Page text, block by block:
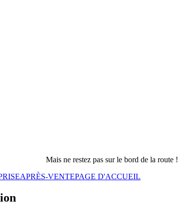
Mais ne restez pas sur le bord de la route !
APRÈS-VENTEPAGE D'ACCUEIL